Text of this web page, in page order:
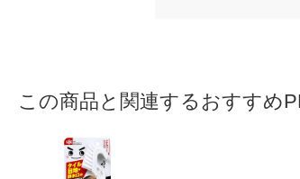
この商品と関連するおすすめ